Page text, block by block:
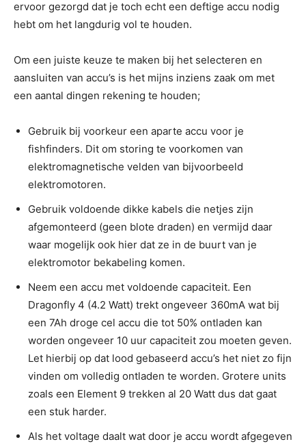
ervoor gezorgd dat je toch echt een deftige accu nodig
hebt om het langdurig vol te houden.
Om een juiste keuze te maken bij het selecteren en
aansluiten van accu’s is het mijns inziens zaak om met
een aantal dingen rekening te houden;
Gebruik bij voorkeur een aparte accu voor je
fishfinders. Dit om storing te voorkomen van
elektromagnetische velden van bijvoorbeeld
elektromotoren.
Gebruik voldoende dikke kabels die netjes zijn
afgemonteerd (geen blote draden) en vermijd daar
waar mogelijk ook hier dat ze in de buurt van je
elektromotor bekabeling komen.
Neem een accu met voldoende capaciteit. Een
Dragonfly 4 (4.2 Watt) trekt ongeveer 360mA wat bij
een 7Ah droge cel accu die tot 50% ontladen kan
worden ongeveer 10 uur capaciteit zou moeten geven.
Let hierbij op dat lood gebaseerd accu’s het niet zo fijn
vinden om volledig ontladen te worden. Grotere units
zoals een Element 9 trekken al 20 Watt dus dat gaat
een stuk harder.
Als het voltage daalt wat door je accu wordt afgegeven